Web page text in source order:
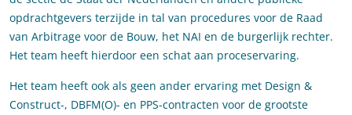
opdrachtgevers terzijde in tal van procedures voor de Raad
van Arbitrage voor de Bouw, het NAI en de burgerlijk rechter.
Het team heeft hierdoor een schat aan proceservaring.
Het team heeft ook als geen ander ervaring met Design &
Construct-, DBFM(O)- en PPS-contracten voor de grootste